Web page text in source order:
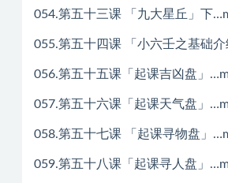
054.第五十三课 「九大星丘」下
055.第五十四课 「小六壬之基础
056.第五十五课「起课吉凶盘」
057.第五十六课「起课天气盘」
058.第五十七课 「起课寻物盘」
059.第五十八课「起课寻人盘」